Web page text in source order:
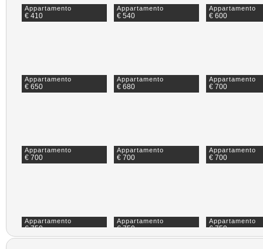
Appartamento
€ 410
Appartamento
€ 540
Appartamento
€ 600
Appartamento
€ 650
Appartamento
€ 680
Appartamento
€ 700
Appartamento
€ 700
Appartamento
€ 700
Appartamento
€ 700
Appartamento
€ 750
Appartamento
€ 750
Appartamento
€ 750